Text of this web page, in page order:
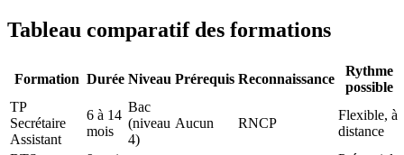
Tableau comparatif des formations
Formation Durée Niveau Prérequis Reconnaissance
Rythme
possible
TP
Secrétaire
Assistant
6 à 14
mois
Bac
(niveau
4)
Aucun RNCP
Flexible, à
distance